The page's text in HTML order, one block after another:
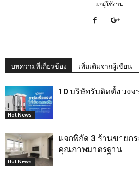
แก่ผู้ใช้งาน
บทความที่เกี่ยวข้อง เพิ่มเติมจากผู้เขียน
Hot News
10 บริษัทรับติดตั้ง วง
Hot News
แจกพิกัด 3 ร้านขายกร
คุณภาพมาตรฐาน